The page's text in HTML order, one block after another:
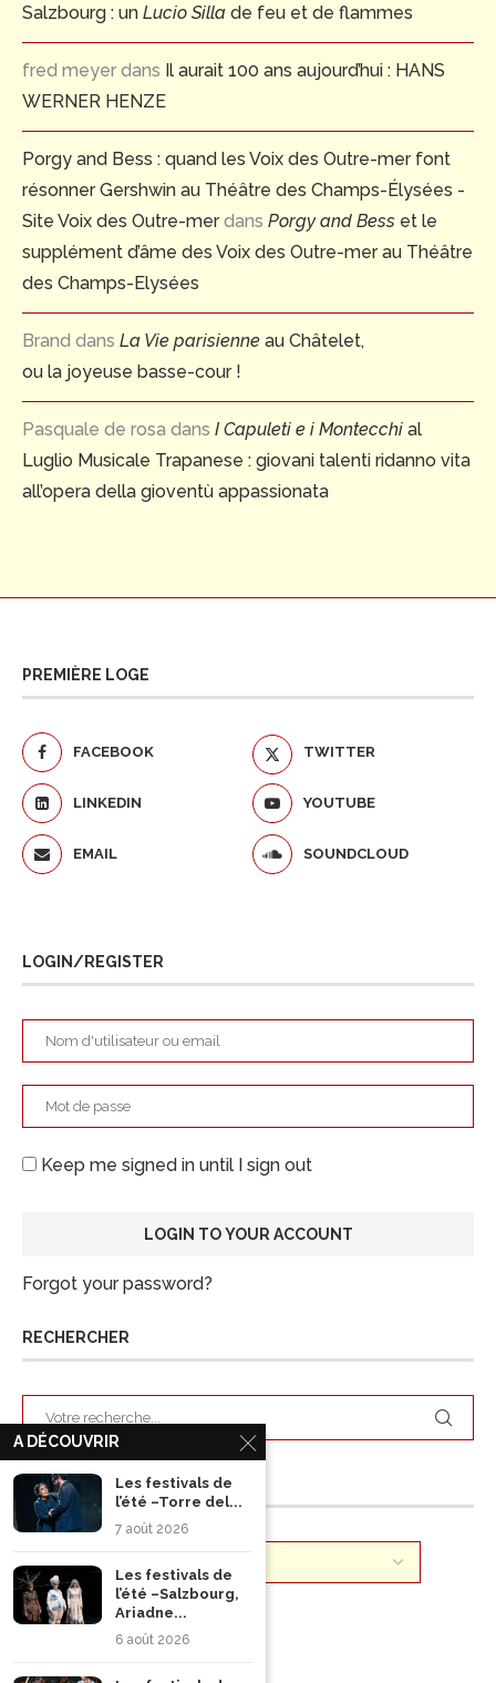
Salzbourg : un Lucio Silla de feu et de flammes
fred meyer dans Il aurait 100 ans aujourd’hui : HANS
WERNER HENZE
Porgy and Bess : quand les Voix des Outre-mer font
résonner Gershwin au Théâtre des Champs-Élysées -
Site Voix des Outre-merdans Porgy and Bess et le
supplément d’âme des Voix des Outre-mer au Théâtre
des Champs-Elysées
Brand dans La Vie parisienne au Châtelet,
ou la joyeuse basse-cour !
Pasquale de rosa dans I Capuleti e i Montecchi al
Luglio Musicale Trapanese : giovani talenti ridanno vita
all’opera della gioventù appassionata
PREMIÈRE LOGE
FACEBOOK TWITTER
LINKEDIN YOUTUBE
EMAIL SOUNDCLOUD
LOGIN/REGISTER
Keep me signed in until I sign out
Forgot your password?
RECHERCHER
ARCHIVES
A DÉCOUVRIR
Les festivals de
l’été –Torre del...
7 août 2026
Les festivals de
l’été –Salzbourg,
Ariadne...
6 août 2026